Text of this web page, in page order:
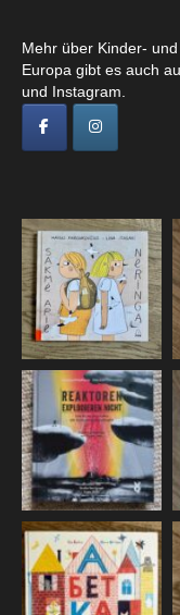
Mehr über Kinder-
Europa gibt es auch
und Instagram.